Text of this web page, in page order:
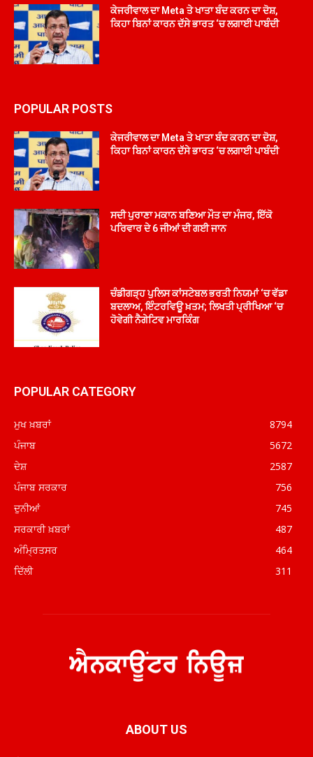
ਕੇਜਰੀਵਾਲ ਦਾ Meta ਤੇ ਖਾਤਾ ਬੰਦ ਕਰਨ ਦਾ ਦੋਸ਼,
ਕਿਹਾ ਬਿਨਾਂ ਕਾਰਨ ਦੱਸੇ ਭਾਰਤ ‘ਚ ਲਗਾਈ ਪਾਬੰਦੀ
POPULAR POSTS
ਕੇਜਰੀਵਾਲ ਦਾ Meta ਤੇ ਖਾਤਾ ਬੰਦ ਕਰਨ ਦਾ ਦੋਸ਼,
ਕਿਹਾ ਬਿਨਾਂ ਕਾਰਨ ਦੱਸੇ ਭਾਰਤ ‘ਚ ਲਗਾਈ ਪਾਬੰਦੀ
ਸਦੀ ਪੁਰਾਣਾ ਮਕਾਨ ਬਣਿਆ ਮੌਤ ਦਾ ਮੰਜਰ, ਇੱਕੋ
ਪਰਿਵਾਰ ਦੇ 6 ਜੀਆਂ ਦੀ ਗਈ ਜਾਨ
ਚੰਡੀਗੜ੍ਹ ਪੁਲਿਸ ਕਾਂਸਟੇਬਲ ਭਰਤੀ ਨਿਯਮਾਂ ‘ਚ ਵੱਡਾ
ਬਦਲਾਅ, ਇੰਟਰਵਿਊ ਖ਼ਤਮ; ਲਿਖਤੀ ਪ੍ਰੀਖਿਆ ‘ਚ
ਹੋਵੇਗੀ ਨੈਗੇਟਿਵ ਮਾਰਕਿੰਗ
POPULAR CATEGORY
ਮੁਖ ਖ਼ਬਰਾਂ
8794
ਪੰਜਾਬ
5672
ਦੇਸ਼
2587
ਪੰਜਾਬ ਸਰਕਾਰ
756
ਦੁਨੀਆਂ
745
ਸਰਕਾਰੀ ਖ਼ਬਰਾਂ
487
ਅੰਮ੍ਰਿਤਸਰ
464
ਦਿੱਲੀ
311
ABOUT US